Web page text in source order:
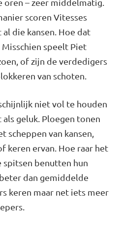
– zeer middelmatig.
scoren Vitesses
die kansen. Hoe dat
speelt Piet
of zijn de verdedigers
van schoten.
niet vol te houden
geluk. Ploegen tonen
scheppen van kansen,
keren ervan. Hoe raar het
spitsen benutten hun
dan gemiddelde
keren maar net iets meer